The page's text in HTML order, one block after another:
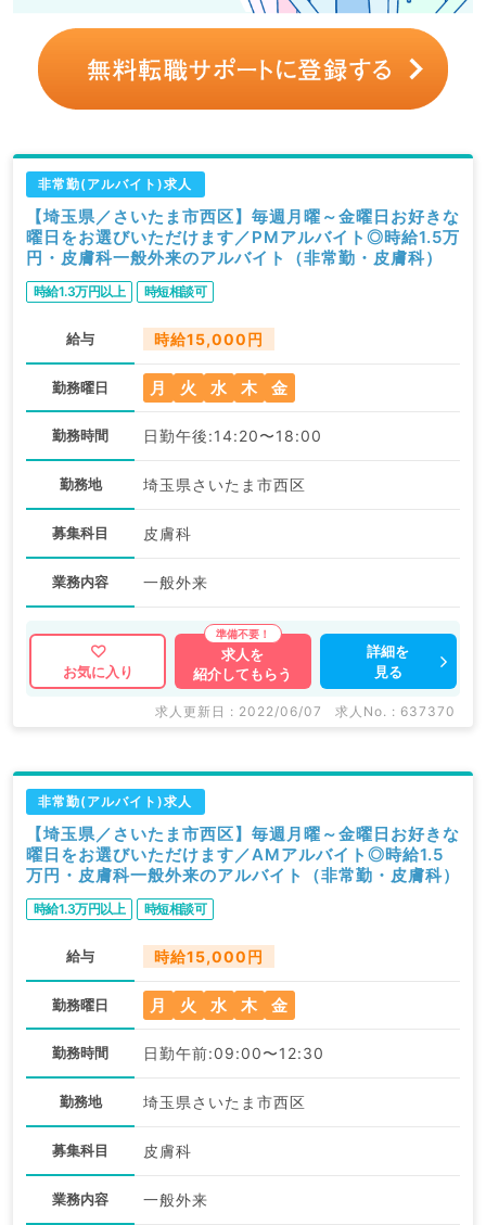
非常勤(アルバイト)求人
【埼玉県／さいたま市西区】毎週月曜～金曜日お好きな
曜日をお選びいただけます／PMアルバイト◎時給1.5万
円・皮膚科一般外来のアルバイト（非常勤・皮膚科）
時給1.3万円以上 時短相談可
給与 時給15,000円
勤務曜日 月 火 水 木 金
勤務時間 日勤午後:14:20〜18:00
勤務地 埼玉県さいたま市西区
募集科目 皮膚科
業務内容 一般外来
お気に入り
求人を
紹介してもらう
詳細を
見る
求人更新日 : 2022/06/07 求人No. : 637370
非常勤(アルバイト)求人
【埼玉県／さいたま市西区】毎週月曜～金曜日お好きな
曜日をお選びいただけます／AMアルバイト◎時給1.5
万円・皮膚科一般外来のアルバイト（非常勤・皮膚科）
時給1.3万円以上 時短相談可
給与 時給15,000円
勤務曜日 月 火 水 木 金
勤務時間 日勤午前:09:00〜12:30
勤務地 埼玉県さいたま市西区
募集科目 皮膚科
業務内容 一般外来